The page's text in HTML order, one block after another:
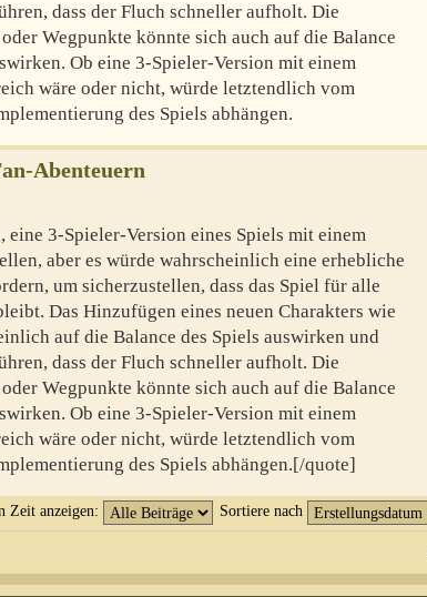
dass der Fluch schneller aufholt. Die
Wegpunkte könnte sich auch auf die Balance
Ob eine 3-Spieler-Version mit einem
wäre oder nicht, würde letztendlich vom
des Spiels abhängen.
Abenteuern
3-Spieler-Version eines Spiels mit einem
aber es würde wahrscheinlich eine erhebliche
um sicherzustellen, dass das Spiel für alle
Das Hinzufügen eines neuen Charakters wie
auf die Balance des Spiels auswirken und
dass der Fluch schneller aufholt. Die
Wegpunkte könnte sich auch auf die Balance
Ob eine 3-Spieler-Version mit einem
wäre oder nicht, würde letztendlich vom
des Spiels abhängen.[/quote]
Zeit anzeigen: Sortiere nach